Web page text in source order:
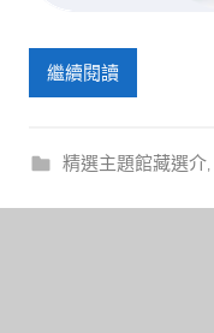
繼續閱讀
精選主題館藏選介,